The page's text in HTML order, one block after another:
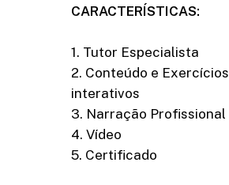
CARACTERÍSTICAS:
1. Tutor Especialista
2. Conteúdo e Exercícios
interativos
3. Narração Profissional
4. Vídeo
5. Certificado